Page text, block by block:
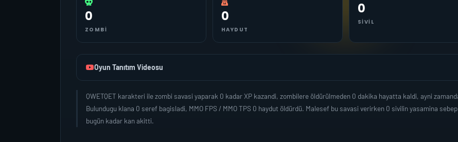
0
ZOMBI
0
HAYDUT
0
SIVIL
Oyun Tanıtım Videosu
QWETQET karakteri ile zombi savasi yaparak 0 kadar XP kazandi, zombilere öldürülmeden 0 dakika hayatta kaldi, ayni
Bulundugu klana 0 seref bagisladi, MMO FPS / MMO TPS 0 haydut öldürdü. Malesef bu savasi verirken 0 sivilin yasamina
bugün kadar kan akitti.